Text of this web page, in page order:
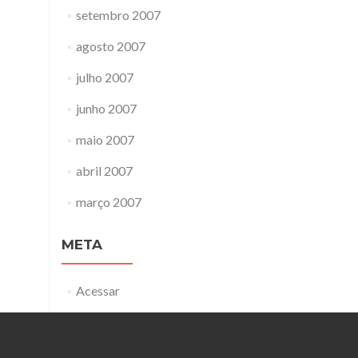
setembro 2007
agosto 2007
julho 2007
junho 2007
maio 2007
abril 2007
março 2007
META
Acessar